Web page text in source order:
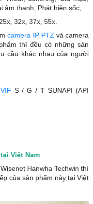
thanh, Phát hiện sốc,...
32x, 37x, 55x.
camera IP PTZ và camera
thì đều có những sản
cầu khác nhau của người
S / G / T SUNAPI (API
Việt Nam
Hanwha Techwin thì
của sản phẩm này tại Việt